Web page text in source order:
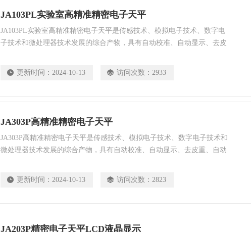
JA103PL实验室高精准精密电子天平
JA103PL实验室高精准精密电子天平是传感技术、模拟电子技术、数字电
子技术和微处理器技术发展的综合产物，具有自动校准、自动显示、去皮
量分析工作中*的重要仪器，充分了解仪器性能及熟练掌握其使用方法，
更新时间： 2024-10-13 访问次数： 2933
JA303P高精准精密电子天平
JA303P高精准精密电子天平是传感技术、模拟电子技术、数字电子技术和
微处理器技术发展的综合产物，具有自动校准、自动显示、去皮重、自动
作中*的重要仪器，充分了解仪器性能及熟练掌握其使用方法，是获得可
更新时间： 2024-10-13 访问次数： 2823
JA203P精密电子天平LCD液晶显示